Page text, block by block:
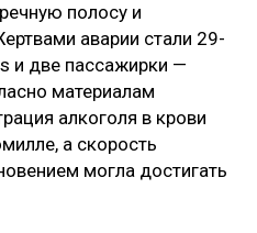
полосу и
аварии стали 29-
и две пассажирки —
материалам
алкоголя в крови
а скорость
могла достигать